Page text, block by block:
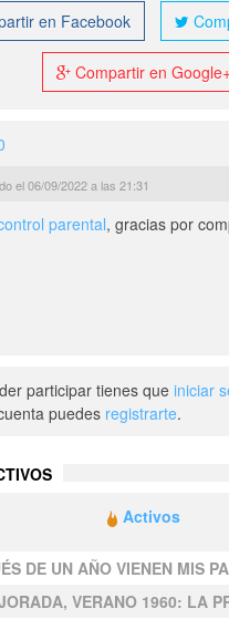
en Facebook
Compartir en
el 06/09/2022 a las 21:31
parental, gracias por
participar tienes que iniciar
puedes registrarte.
Activos
UN AÑO VIENEN MIS PADRES A VERME A LA
1960: LA PRIMICIA DE LA TELEVISIÓN, LA ESPAÑOLA